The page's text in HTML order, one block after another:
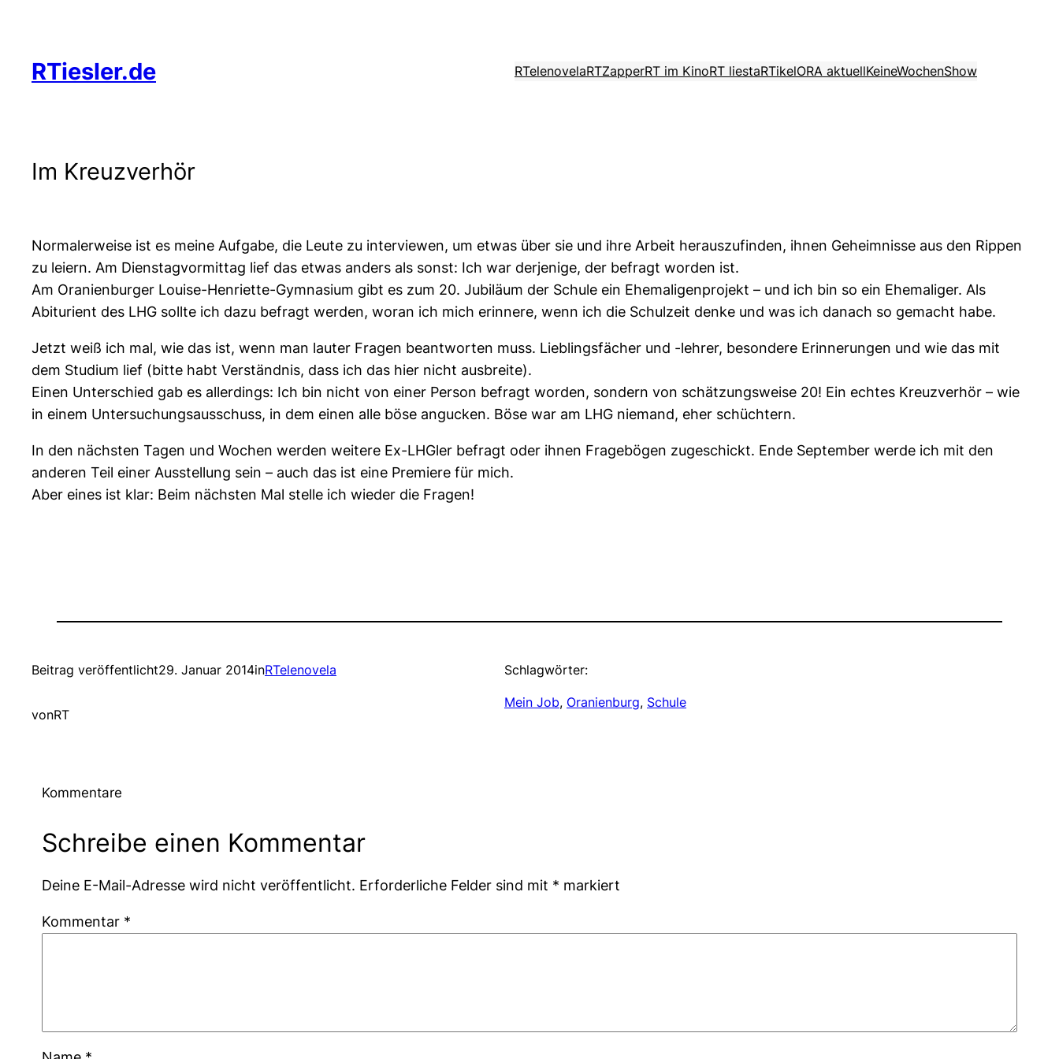
springen
RTiesler.de RTelenovelaRTZapperRT im KinoRT liestaRTikelORA aktuellKeineWochenShow
Im Kreuzverhör
Normalerweise ist es meine Aufgabe, die Leute zu interviewen, um etwas über sie und ihre Arbeit herauszufinden, ihnen Geheimnisse aus den Rippen
zu leiern. Am Dienstagvormittag lief das etwas anders als sonst: Ich war derjenige, der befragt worden ist.
Am Oranienburger Louise-Henriette-Gymnasium gibt es zum 20. Jubiläum der Schule ein Ehemaligenprojekt – und ich bin so ein Ehemaliger. Als
Abiturient des LHG sollte ich dazu befragt werden, woran ich mich erinnere, wenn ich die Schulzeit denke und was ich danach so gemacht habe.
Jetzt weiß ich mal, wie das ist, wenn man lauter Fragen beantworten muss. Lieblingsfächer und -lehrer, besondere Erinnerungen und wie das mit
dem Studium lief (bitte habt Verständnis, dass ich das hier nicht ausbreite).
Einen Unterschied gab es allerdings: Ich bin nicht von einer Person befragt worden, sondern von schätzungsweise 20! Ein echtes Kreuzverhör – wie
in einem Untersuchungsausschuss, in dem einen alle böse angucken. Böse war am LHG niemand, eher schüchtern.
In den nächsten Tagen und Wochen werden weitere Ex-LHGler befragt oder ihnen Fragebögen zugeschickt. Ende September werde ich mit den
anderen Teil einer Ausstellung sein – auch das ist eine Premiere für mich.
Aber eines ist klar: Beim nächsten Mal stelle ich wieder die Fragen!
Beitrag veröffentlicht29. Januar 2014inRTelenovela
vonRT
Schlagwörter:
Mein Job, Oranienburg, Schule
Kommentare
Schreibe einen Kommentar
Deine E-Mail-Adresse wird nicht veröffentlicht. Erforderliche Felder sind mit * markiert
Kommentar *